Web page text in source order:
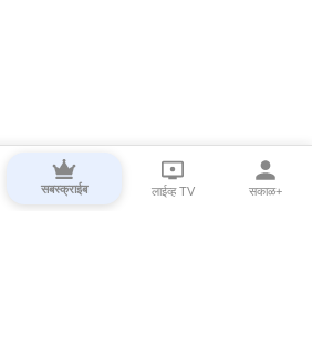
सबस्क्राईब लाईव्ह TV सकाळ+